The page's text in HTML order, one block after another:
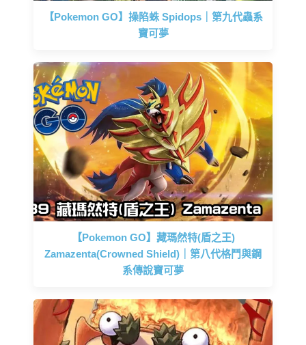
【Pokemon GO】操陷蛛 Spidops｜第九代蟲系
寶可夢
【Pokemon GO】藏瑪然特(盾之王)
Zamazenta(Crowned Shield)｜第八代格鬥與鋼
系傳說寶可夢